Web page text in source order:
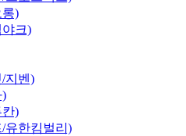
롱)
야크)
/지벤)
)
칸)
/유한킴벌리)